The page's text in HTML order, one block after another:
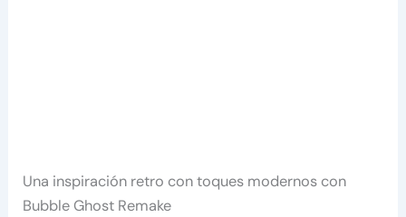
Una inspiración retro con toques modernos con
Bubble Ghost Remake